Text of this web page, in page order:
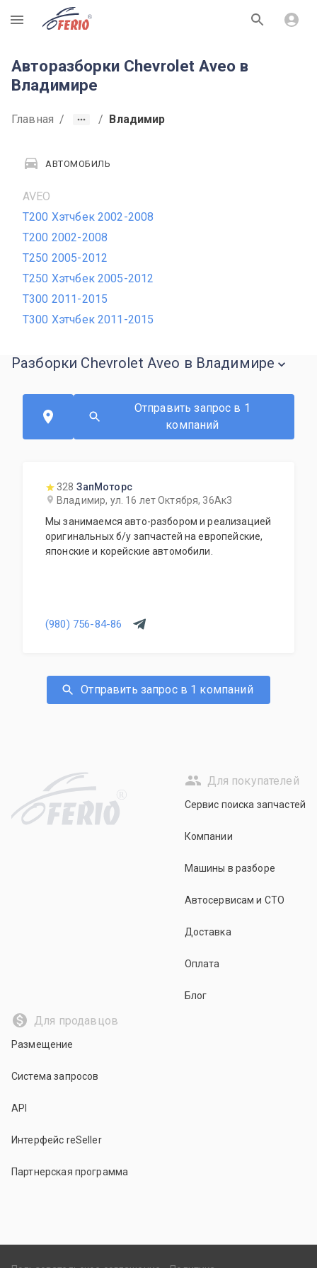
R
Авторазборки Chevrolet Aveo в
Владимире
Главная / / Владимир
АВТОМОБИЛЬ
AVEO
T200 Хэтчбек 2002-2008
T200 2002-2008
T250 2005-2012
T250 Хэтчбек 2005-2012
T300 2011-2015
T300 Хэтчбек 2011-2015
Разборки Chevrolet Aveo в Владимире
Отправить запрос в 1
компаний
328 ЗапМоторс
Владимир, ул. 16 лет Октября, 36Ак3
Мы занимаемся авто-разбором и реализацией
оригинальных б/у запчастей на европейские,
японские и корейские автомобили.
(980) 756-84-86
Отправить запрос в 1 компаний
R
Для покупателей
Сервис поиска запчастей
Компании
Машины в разборе
Автосервисам и СТО
Доставка
Оплата
Блог
Для продавцов
Размещение
Система запросов
API
Интерфейс reSeller
Партнерская программа